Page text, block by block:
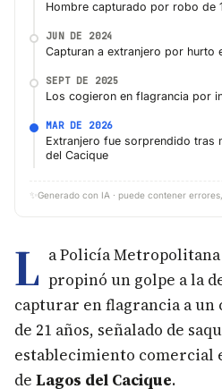
Hombre capturado por robo de
JUN DE 2024
Capturan a extranjero por hurto
SEPT DE 2025
Los cogieron en flagrancia por
MAR DE 2026
Extranjero fue sorprendido tras
del Cacique
✨ Generado con IA · puede contener
L a Policía
propinó un golpe a la
capturar en flagrancia a
de 21 años, señalado de
establecimiento comercial
de Lagos del Cacique.